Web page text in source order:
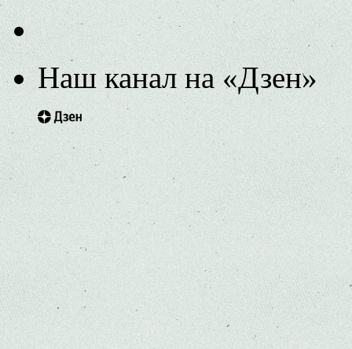
Наш канал на «Дзен»